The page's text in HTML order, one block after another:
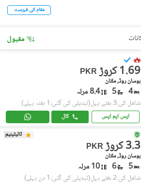
مقام کی فہرست
مقبول
PKR 1.69 کروڑ
بوسان روڈ, ملتان
4
5 8.4 مرلہ
شامل کی:3 ہفتے پہل (تبدیلی کی گئی:1 ہفتہ پہلے)
ایس ایم ایس کال
ٹائیٹینیم
PKR 3.3 کروڑ
بوسان روڈ, ملتان
5
6 10 مرلہ
شامل کی:2 ہفتے پہل (تبدیلی کی گئی:1 دن پہلے)